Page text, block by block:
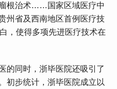
根治术……国家区域医疗中
州省及西南地区首例医疗技
，使得多项先进医疗技术在
同时，浙毕医院还吸引了
初步统计，浙毕医院成立以